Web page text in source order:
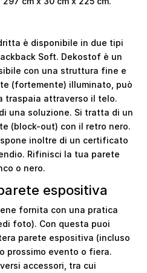
è disponibile in due tipi
Soft. Dekostof è un
con una struttura fine e
(fortemente) illuminato, può
traspaia attraverso il telo.
una soluzione. Si tratta di un
(block-out) con il retro nero.
inoltre di un certificato
Rifinisci la tua parete
o nero.
espositiva
fornita con una pratica
foto). Con questa puoi
parete espositiva (incluso
prossimo evento o fiera.
accessori, tra cui